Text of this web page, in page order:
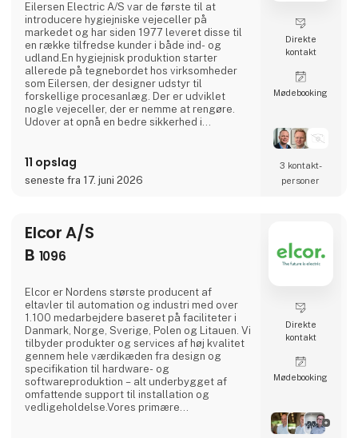
Eilersen Electric A/S var de første til at
introducere hygiejniske vejeceller på
markedet og har siden 1977 leveret disse til
en række tilfredse kunder i både ind- og
udland.En hygiejnisk produktion starter
allerede på tegnebordet hos virksomheder
som Eilersen, der designer udstyr til
forskellige procesanlæg. Der er udviklet
nogle vejeceller, der er nemme at rengøre.
Udover at opnå en bedre sikkerhed i
nedsætter energiforbruget og dermed
beskytter man miljøet. Det ved Eilersen
Electric og det ved kunderne.Baseret på
11 opslag
seneste fra 17. juni 2026
Direkte
kontakt
Møde­booking
3 kontakt­
personer
Elcor A/S
B 1096
Elcor er Nordens største producent af
eltavler til automation og industri med over
1.100 medarbejdere baseret på faciliteter i
Danmark, Norge, Sverige, Polen og Litauen. Vi
tilbyder produkter og services af høj kvalitet
gennem hele værdikæden fra design og
specifikation til hardware- og
softwareproduktion – alt underbygget af
omfattende support til installation og
vedligeholdelse.Vores primære
Direkte
kontakt
Møde­booking